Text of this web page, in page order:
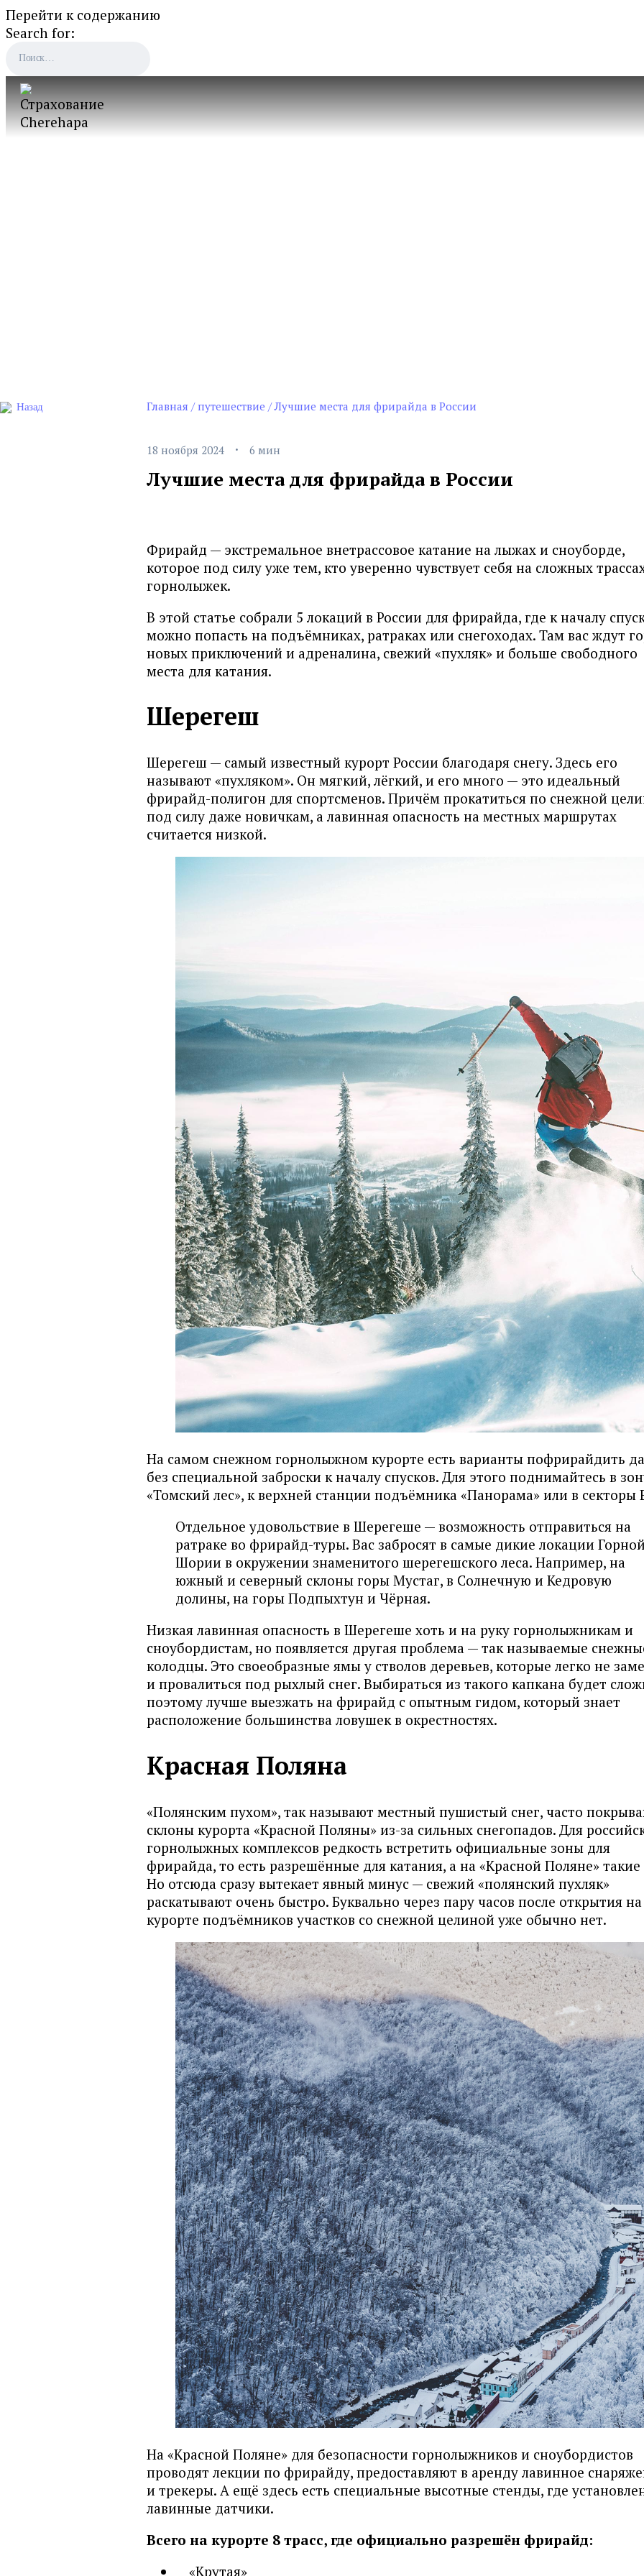
Перейти к содержанию
Search for:
Назад Главная /путешествие /Лучшие места для фрирайда в России
18 ноября 2024 · 6 мин
Лучшие места для фрирайда в России
Фрирайд — экстремальное внетрассовое катание на лыжах и сноуборде,
которое под силу уже тем, кто уверенно чувствует себя на сложных
горнолыжек.
В этой статье собрали 5 локаций в России для фрирайда, где к началу
можно попасть на подъёмниках, ратраках или снегоходах. Там вас ждут
новых приключений и адреналина, свежий «пухляк» и больше свободного
места для катания.
Шерегеш
Шерегеш — самый известный курорт России благодаря снегу. Здесь его
называют «пухляком». Он мягкий, лёгкий, и его много — это идеальный
фрирайд-полигон для спортсменов. Причём прокатиться по снежной
под силу даже новичкам, а лавинная опасность на местных маршрутах
считается низкой.
На самом снежном горнолыжном курорте есть варианты пофрирайдить
без специальной заброски к началу спусков. Для этого поднимайтесь в
«Томский лес», к верхней станции подъёмника «Панорама» или в секторы
Отдельное удовольствие в Шерегеше — возможность отправиться на
ратраке во фрирайд-туры. Вас забросят в самые дикие локации
Шории в окружении знаменитого шерегешского леса. Например, на
южный и северный склоны горы Мустаг, в Солнечную и Кедровую
долины, на горы Подпыхтун и Чёрная.
Низкая лавинная опасность в Шерегеше хоть и на руку горнолыжникам и
сноубордистам, но появляется другая проблема — так называемые
колодцы. Это своеобразные ямы у стволов деревьев, которые легко не
и провалиться под рыхлый снег. Выбираться из такого капкана будет
поэтому лучше выезжать на фрирайд с опытным гидом, который знает
расположение большинства ловушек в окрестностях.
Красная Поляна
«Полянским пухом», так называют местный пушистый снег, часто
склоны курорта «Красной Поляны» из-за сильных снегопадов. Для
горнолыжных комплексов редкость встретить официальные зоны для
фрирайда, то есть разрешённые для катания, а на «Красной Поляне» такие
Но отсюда сразу вытекает явный минус — свежий «полянский пухляк»
раскатывают очень быстро. Буквально через пару часов после открытия на
курорте подъёмников участков со снежной целиной уже обычно нет.
На «Красной Поляне» для безопасности горнолыжников и сноубордистов
проводят лекции по фрирайду, предоставляют в аренду лавинное
и трекеры. А ещё здесь есть специальные высотные стенды, где
лавинные датчики.
Всего на курорте 8 трасс, где официально разрешён фрирайд:
«Крутая»